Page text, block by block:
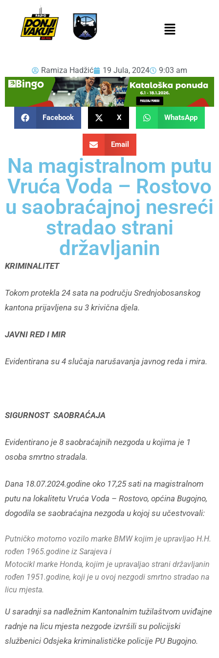
Ramiza Hadžić 19 Jula, 2024 9:03 am
Facebook X WhatsApp
Email
Na magistralnom putu
Vruća Voda – Rostovo
u saobraćajnoj nesreći
stradao strani
državljanin
KRIMINALITET
Tokom protekla 24 sata na području Srednjobosanskog
kantona prijavljena su 3 krivična djela.
JAVNI RED I MIR
Evidentirana su 4 slučaja narušavanja javnog reda i mira.
SIGURNOST SAOBRAĆAJA
Evidentirano je 8 saobraćajnih nezgoda u kojima je 1
osoba smrtno stradala.
Dana 18.07.2024.godine oko 17,25 sati na magistralnom
putu na lokalitetu Vruća Voda – Rostovo, općina Bugojno,
dogodila se saobraćajna nezgoda u kojoj su učestvovali:
Putničko motorno vozilo marke BMW kojim je upravljao H.H.
rođen 1965.godine iz Sarajeva i
Motocikl marke Honda, kojim je upravaljao strani državljanin
rođen 1951.godine, koji je u ovoj nezgodi smrtno stradao na
licu mjesta.
U saradnji sa nadležnim Kantonalnim tužilaštvom uviđajne
radnje na licu mjesta nezgode izvršili su policijski
službenici Odsjeka kriminalističke policije PU Bugojno.